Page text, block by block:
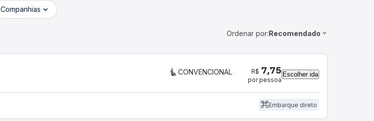
Companhias
Ordenar por:Recomendado
CONVENCIONAL R$ 7,75
por pessoa
Escolher ida
Embarque direto